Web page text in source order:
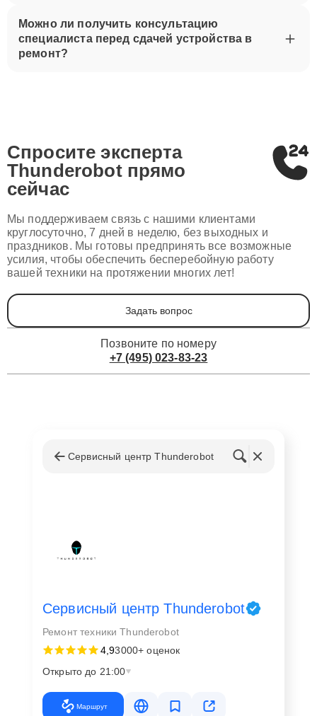
Можно ли получить консультацию
специалиста перед сдачей устройства в
ремонт?
Спросите эксперта
Thunderobot прямо
сейчас
Мы поддерживаем связь с нашими клиентами
круглосуточно, 7 дней в неделю, без выходных и
праздников. Мы готовы предпринять все возможные
усилия, чтобы обеспечить бесперебойную работу
вашей техники на протяжении многих лет!
Задать вопрос
Позвоните по номеру
+7 (495) 023-83-23
Сервисный центр Thunderobot
Сервисный центр Thunderobot
Ремонт техники Thunderobot
4,93000+ оценок
Открыто до 21:00
Маршрут